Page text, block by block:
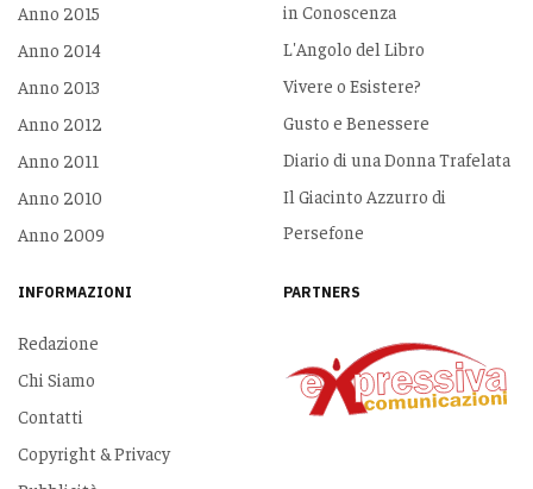
Anno 2015
Anno 2014
Anno 2013
Anno 2012
Anno 2011
Anno 2010
Anno 2009
in Conoscenza
L'Angolo del Libro
Vivere o Esistere?
Gusto e Benessere
Diario di una Donna Trafelata
Il Giacinto Azzurro di
Persefone
INFORMAZIONI
Redazione
Chi Siamo
Contatti
Copyright & Privacy
PARTNERS